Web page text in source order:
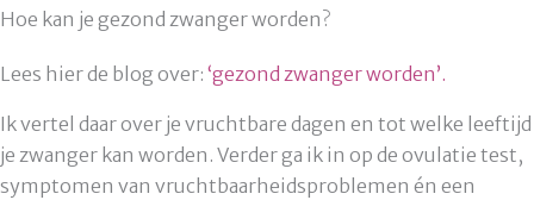
Hoe kan je gezond zwanger worden?
Lees hier de blog over: ‘gezond zwanger worden’.
Ik vertel daar over je vruchtbare dagen en tot welke leeftijd
je zwanger kan worden. Verder ga ik in op de ovulatie test,
symptomen van vruchtbaarheidsproblemen én een